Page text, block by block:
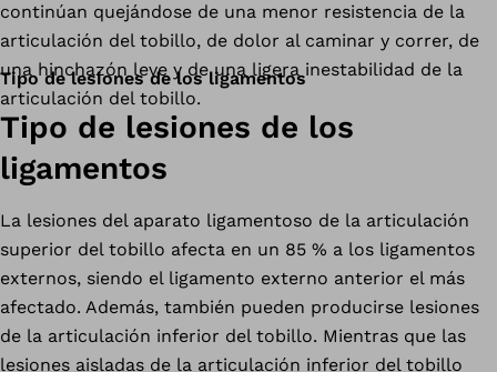
continúan quejándose de una menor resistencia de la
articulación del tobillo, de dolor al caminar y correr, de
una hinchazón leve y de una ligera inestabilidad de la
articulación del tobillo.
Tipo de lesiones de los ligamentos
Tipo de lesiones de los
ligamentos
La lesiones del aparato ligamentoso de la articulación
superior del tobillo afecta en un 85 % a los ligamentos
externos, siendo el ligamento externo anterior el más
afectado. Además, también pueden producirse lesiones
de la articulación inferior del tobillo. Mientras que las
lesiones aisladas de la articulación inferior del tobillo